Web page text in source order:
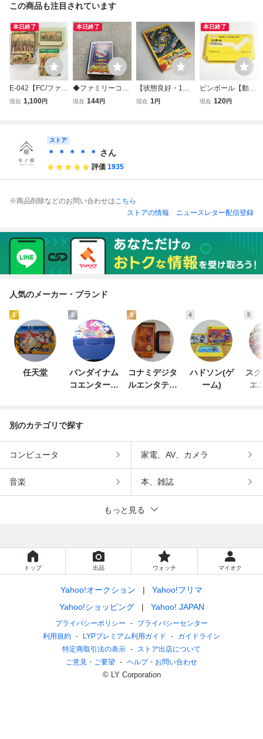
この商品も注目されています
本日終了
E-042【FC/ファミ
コン/動作確認済】
済 中古・現状品
レトロゲーム
現在 1,100円
本日終了
◆ファミリーコン
ピューター/ファミ
現在 144円
【状態良好・1円
スタート】ファミ
現在 1円
本日終了
ピンボール【動作
確認済】８本まで
現在 120円
ストア
＊ ＊ ＊ ＊ ＊ さん
評価 1935
※商品削除などのお問い合わせはこちら
ストアの情報
ニュースレター配信登録
人気のメーカー・ブランド
1
任天堂
2
バンダイナム
コエンターテ
3
コナミデジタ
ルエンタテイ
4
ハドソン(ゲ
ーム)
5
ス
エ
別のカテゴリで探す
コンピュータ 家電、AV、カメラ
音楽 本、雑誌
もっと見る
トップ 出品 ウォッチ マイオク
Yahoo!オークション
Yahoo!フリマ
Yahoo!ショッピング
Yahoo! JAPAN
プライバシーポリシー
プライバシーセンター
利用規約
LYPプレミアム利用ガイド
ガイドライン
特定商取引法の表示
ストア出店について
ご意見・ご要望
ヘルプ・お問い合わせ
© LY Corporation